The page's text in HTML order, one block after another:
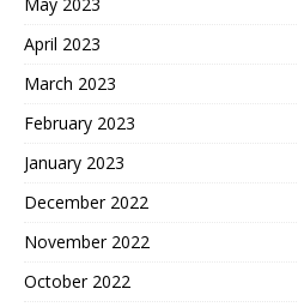
April 2023
March 2023
February 2023
January 2023
December 2022
November 2022
October 2022